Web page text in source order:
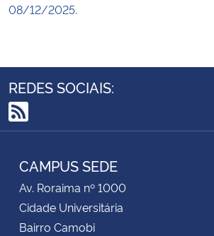
08/12/2025.
REDES SOCIAIS:
RSS
CAMPUS SEDE
Av. Roraima nº 1000
Cidade Universitária
Bairro Camobi